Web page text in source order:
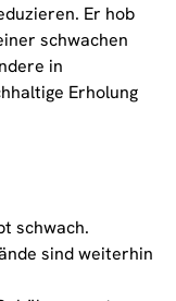
Er hob
schwachen
in
Erholung
schwach.
sind weiterhin